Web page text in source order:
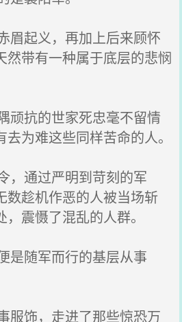
眉起义，再加上后来顾怀
然带有一种属于底层的悲悯
顽抗的世家死忠毫不留情
为难这些同样苦命的人。
，通过严明到苛刻的军
数趁机作恶的人被当场斩
震慑了混乱的人群。
是随军而行的基层从事
服饰，走进了那些惊恐万